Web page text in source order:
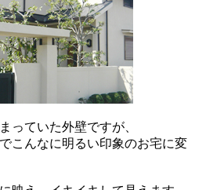
っていた外壁ですが、
こんなに明るい印象のお宅に変